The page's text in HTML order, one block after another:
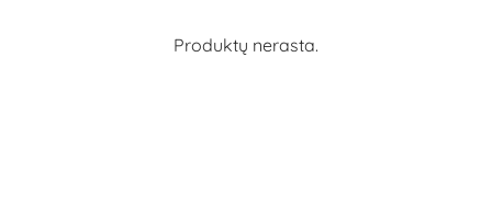
Produktų nerasta.